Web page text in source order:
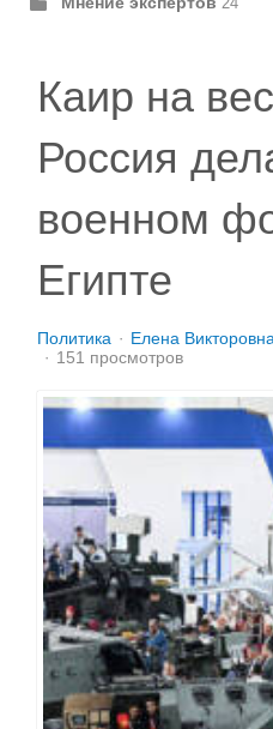
Каир на
Россия
военном
Египте
Политика Елена
151 просмотров